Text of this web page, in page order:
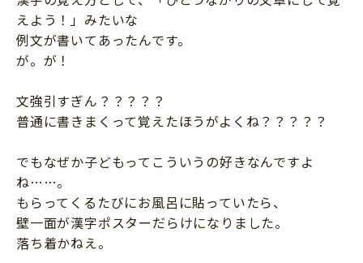
えよう！」みたいな
例文が書いてあったんです。
が。が！
文強引すぎん？？？？？
普通に書きまくって覚えたほうがよくね？？？？？
でもなぜか子どもってこういうの好きなんですよ
ね……。
もらってくるたびにお風呂に貼っていたら、
壁一面が漢字ポスターだらけになりました。
落ち着かねえ。